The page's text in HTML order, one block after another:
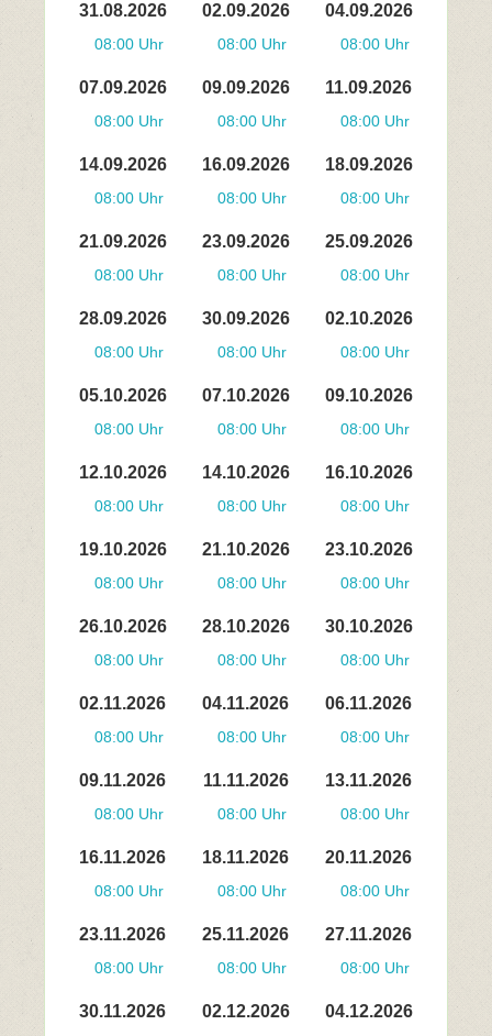
31.08.2026
08:00 Uhr
02.09.2026
08:00 Uhr
04.09.2026
08:00 Uhr
07.09.2026
08:00 Uhr
09.09.2026
08:00 Uhr
11.09.2026
08:00 Uhr
14.09.2026
08:00 Uhr
16.09.2026
08:00 Uhr
18.09.2026
08:00 Uhr
21.09.2026
08:00 Uhr
23.09.2026
08:00 Uhr
25.09.2026
08:00 Uhr
28.09.2026
08:00 Uhr
30.09.2026
08:00 Uhr
02.10.2026
08:00 Uhr
05.10.2026
08:00 Uhr
07.10.2026
08:00 Uhr
09.10.2026
08:00 Uhr
12.10.2026
08:00 Uhr
14.10.2026
08:00 Uhr
16.10.2026
08:00 Uhr
19.10.2026
08:00 Uhr
21.10.2026
08:00 Uhr
23.10.2026
08:00 Uhr
26.10.2026
08:00 Uhr
28.10.2026
08:00 Uhr
30.10.2026
08:00 Uhr
02.11.2026
08:00 Uhr
04.11.2026
08:00 Uhr
06.11.2026
08:00 Uhr
09.11.2026
08:00 Uhr
11.11.2026
08:00 Uhr
13.11.2026
08:00 Uhr
16.11.2026
08:00 Uhr
18.11.2026
08:00 Uhr
20.11.2026
08:00 Uhr
23.11.2026
08:00 Uhr
25.11.2026
08:00 Uhr
27.11.2026
08:00 Uhr
30.11.2026 02.12.2026 04.12.2026